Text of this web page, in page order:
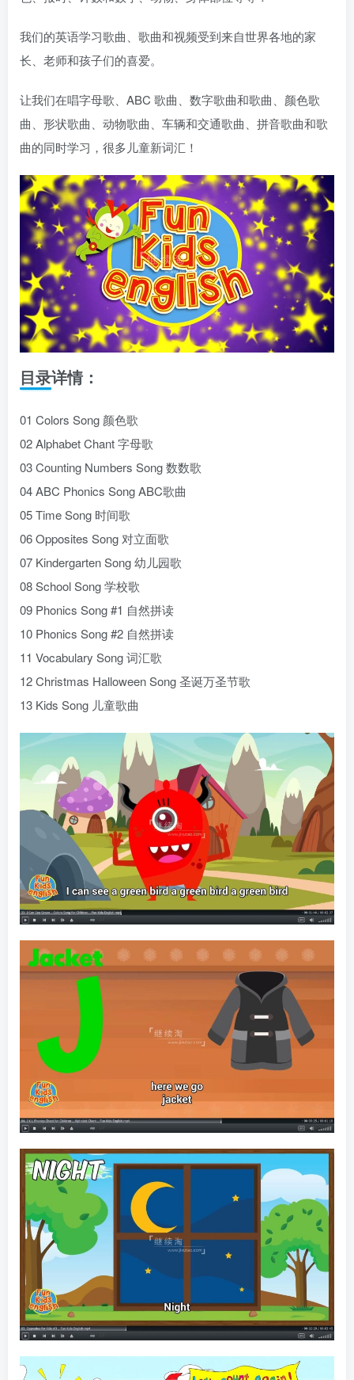
我们的英语学习歌曲、歌曲和视频受到来自世界各地的家
长、老师和孩子们的喜爱。
让我们在唱字母歌、ABC 歌曲、数字歌曲和歌曲、颜色歌
曲、形状歌曲、动物歌曲、车辆和交通歌曲、拼音歌曲和歌
曲的同时学习，很多儿童新词汇！
目录详情：
01 Colors Song 颜色歌
02 Alphabet Chant 字母歌
03 Counting Numbers Song 数数歌
04 ABC Phonics Song ABC歌曲
05 Time Song 时间歌
06 Opposites Song 对立面歌
07 Kindergarten Song 幼儿园歌
08 School Song 学校歌
09 Phonics Song #1 自然拼读
10 Phonics Song #2 自然拼读
11 Vocabulary Song 词汇歌
12 Christmas Halloween Song 圣诞万圣节歌
13 Kids Song 儿童歌曲